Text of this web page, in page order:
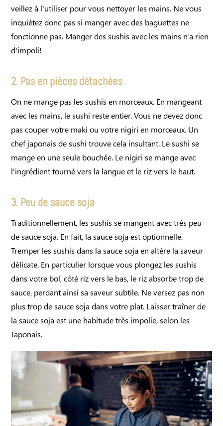
veillez à l'utiliser pour vous nettoyer les mains. Ne vous
inquiétez donc pas si manger avec des baguettes ne
fonctionne pas. Manger des sushis avec les mains n'a rien
d'impoli!
2. Pas en pièces détachées
On ne mange pas les sushis en morceaux. En mangeant
avec les mains, le sushi reste entier. Vous ne devez donc
pas couper votre maki ou votre nigiri en morceaux. Un
chef japonais de sushi trouve cela insultant. Le sushi se
mange en une seule bouchée. Le nigiri se mange avec
l'ingrédient tourné vers la langue et le riz vers le haut.
3. Peu de sauce soja
Traditionnellement, les sushis se mangent avec très peu
de sauce soja. En fait, la sauce soja est optionnelle.
Tremper les sushis dans la sauce soja en altère la saveur
délicate. En particulier lorsque vous plongez les sushis
dans votre bol, côté riz vers le bas, le riz absorbe trop de
sauce, perdant ainsi sa saveur subtile. Ne versez pas non
plus trop de sauce soja dans votre plat. Laisser traîner de
la sauce soja est une habitude très impolie, selon les
Japonais.